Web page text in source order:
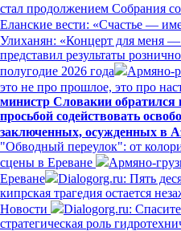
стал продолжением Собрания
Еланские вести: «Счастье —
Улиханян: «Концерт для меня —
представил результаты
полугодие 2026 года
Армяно-
это не про прошлое, это про
министр Словакии обратился
просьбой содействовать
заключенных, осужденных в
"Обводный переулок": от
сцены в Ереване
Армяно-
Ереване
Dialogorg.ru: Пять
кипрская трагедия остается
Новости
Dialogorg.ru:
стратегическая роль